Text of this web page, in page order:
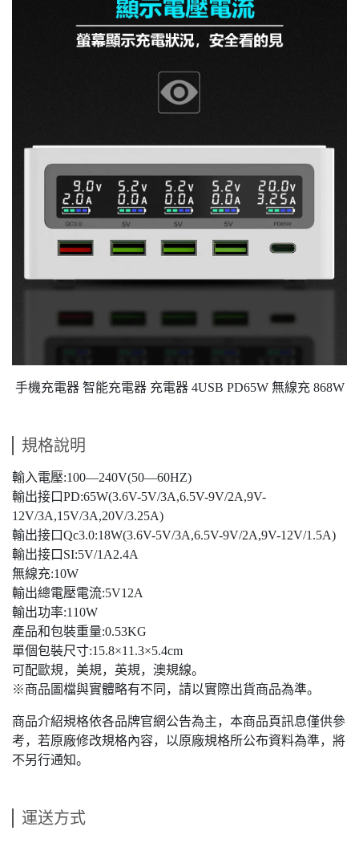
手機充電器 智能充電器 充電器 4USB PD65W 無線充 868W
規格說明
輸入電壓:100—240V(50—60HZ)
輸出接口PD:65W(3.6V-5V/3A,6.5V-9V/2A,9V-
12V/3A,15V/3A,20V/3.25A)
輸出接口Qc3.0:18W(3.6V-5V/3A,6.5V-9V/2A,9V-12V/1.5A)
輸出接口SI:5V/1A2.4A
無線充:10W
輸出總電壓電流:5V12A
輸出功率:110W
產品和包裝重量:0.53KG
單個包裝尺寸:15.8×11.3×5.4cm
可配歐規，美規，英規，澳規線。
※商品圖檔與實體略有不同，請以實際出貨商品為準。
商品介紹規格依各品牌官網公告為主，本商品頁訊息僅供參
考，若原廠修改規格內容，以原廠規格所公布資料為準，將
不另行通知。
運送方式